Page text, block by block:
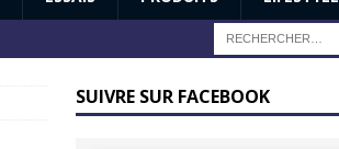
SUIVRE SUR FACEBOOK